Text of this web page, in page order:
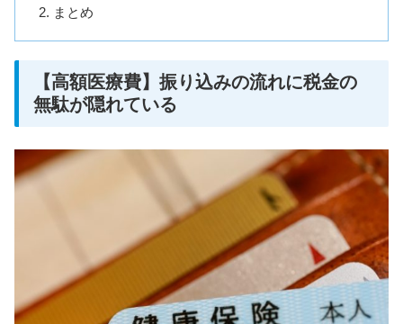
まとめ
【高額医療費】振り込みの流れに税金の
無駄が隠れている